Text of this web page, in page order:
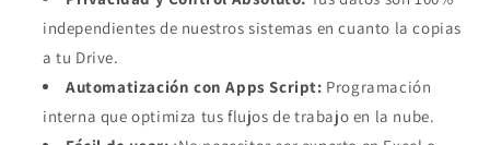
independientes de nuestros sistemas en cuanto la copias
a tu Drive.
Automatización con Apps Script: Programación
interna que optimiza tus flujos de trabajo en la nube.